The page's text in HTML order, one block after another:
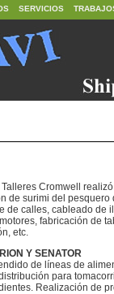
SERVICIOS
Cromwell
de surimi del pesquero
de calles, cableado de
fabricación de
etc.
Y SENATOR
de líneas de
para
Realización de